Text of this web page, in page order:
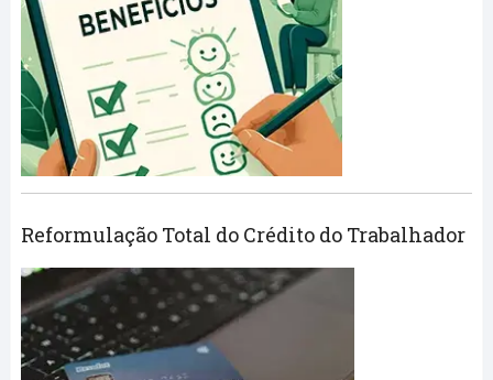
Reformulação Total do Crédito do Trabalhador